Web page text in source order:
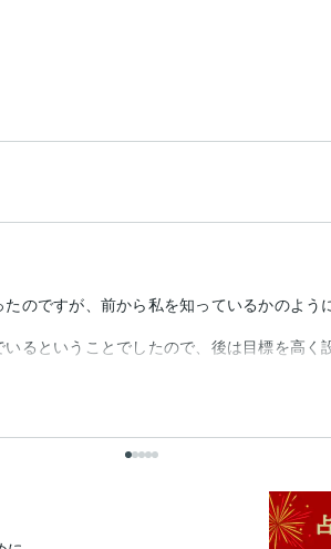
のですが、前から私を知っているかのよう
るということでしたので、後は目標を高く
伝えたいことを発信していきたいと思い...